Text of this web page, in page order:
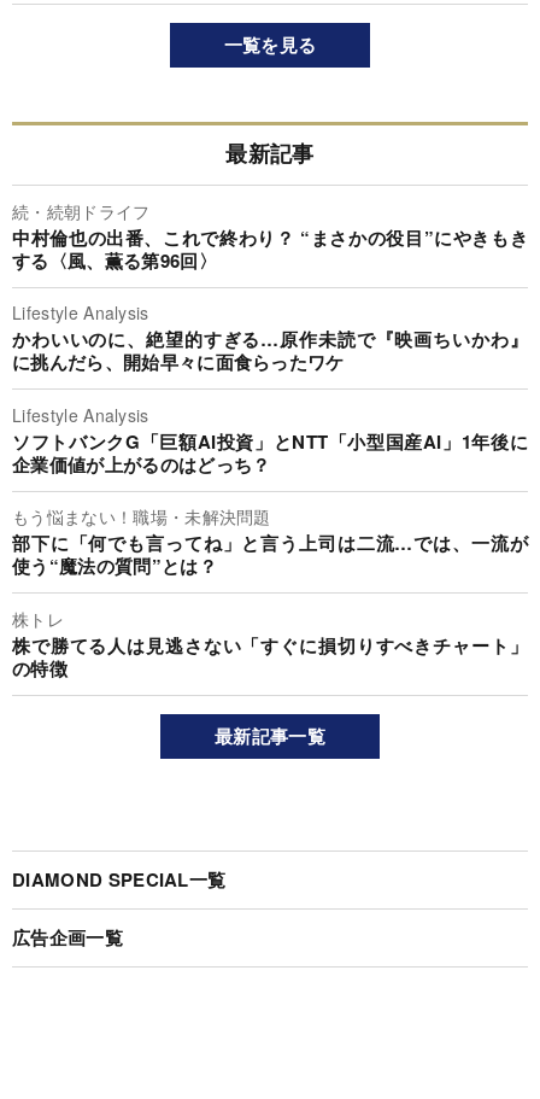
一覧を見る
最新記事
続・続朝ドライフ
中村倫也の出番、これで終わり？ “まさかの役目”にやきもき
する〈風、薫る第96回〉
Lifestyle Analysis
かわいいのに、絶望的すぎる…原作未読で『映画ちいかわ』
に挑んだら、開始早々に面食らったワケ
Lifestyle Analysis
ソフトバンクG「巨額AI投資」とNTT「小型国産AI」1年後に
企業価値が上がるのはどっち？
もう悩まない！職場・未解決問題
部下に「何でも言ってね」と言う上司は二流…では、一流が
使う“魔法の質問”とは？
株トレ
株で勝てる人は見逃さない「すぐに損切りすべきチャート」
の特徴
最新記事一覧
DIAMOND SPECIAL一覧
広告企画一覧